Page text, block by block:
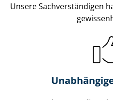
Unsere Sach­ver­stän­di­gen